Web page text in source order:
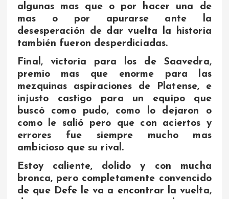
algunas mas que o por hacer una de
mas o por apurarse ante la
desesperación de dar vuelta la historia
también fueron desperdiciadas.
Final, victoria para los de Saavedra,
premio mas que enorme para las
mezquinas aspiraciones de Platense, e
injusto castigo para un equipo que
buscó como pudo, como lo dejaron o
como le salió pero que con aciertos y
errores fue siempre mucho mas
ambicioso que su rival.
Estoy caliente, dolido y con mucha
bronca, pero completamente convencido
de que Defe le va a encontrar la vuelta,